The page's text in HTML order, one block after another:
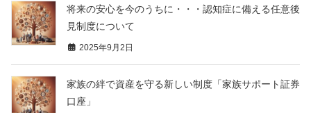
将来の安心を今のうちに・・・認知症に備える任意後
見制度について
2025年9月2日
家族の絆で資産を守る新しい制度「家族サポート証券
口座」